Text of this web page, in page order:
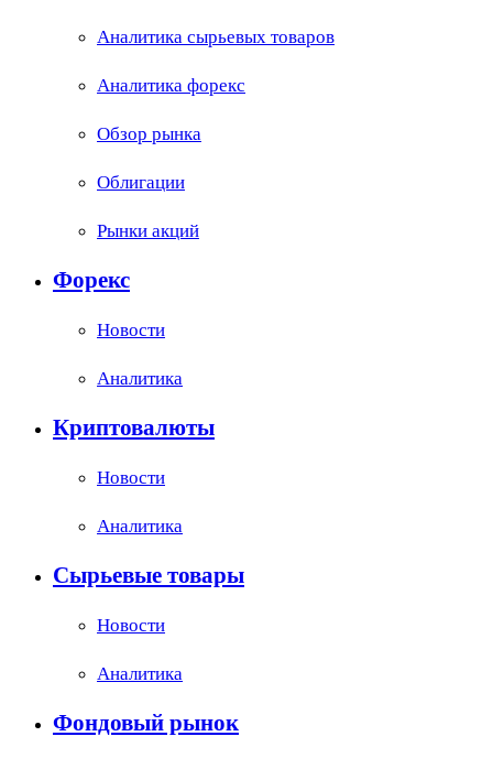
Аналитика сырьевых товаров
Аналитика форекс
Обзор рынка
Облигации
Рынки акций
Форекс
Новости
Аналитика
Криптовалюты
Новости
Аналитика
Сырьевые товары
Новости
Аналитика
Фондовый рынок